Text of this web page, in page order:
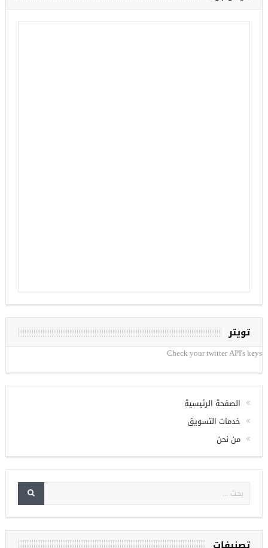
تويتر
Check your twitter API's keys
الصفحة الرئيسية
خدمات التسويق
من نحن